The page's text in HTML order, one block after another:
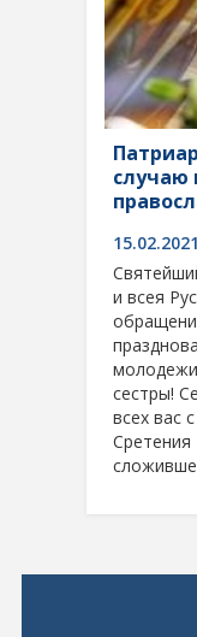
случаю
15.02.2021
и всея
сестры!
всех вас
Сретения